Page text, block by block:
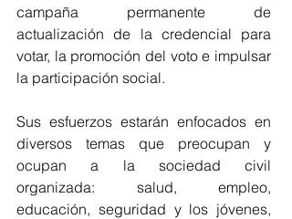
campaña permanente de
actualización de la credencial para
votar, la promoción del voto e impulsar
la participación social.
Sus esfuerzos estarán enfocados en
diversos temas que preocupan y
ocupan a la sociedad civil
organizada: salud, empleo,
educación, seguridad y los jóvenes,